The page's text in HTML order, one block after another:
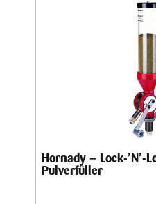
Hornady – Lock-’N’-
Pulverfüller